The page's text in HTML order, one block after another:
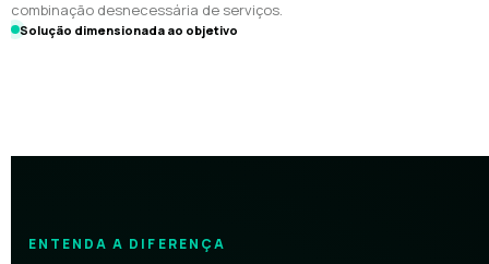
combinação desnecessária de serviços.
Solução dimensionada ao objetivo
ENTENDA A DIFERENÇA